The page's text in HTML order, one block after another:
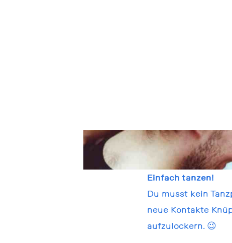
Einfach tanzen!
Du musst kein
neue Kontakte
aufzulockern. 😉